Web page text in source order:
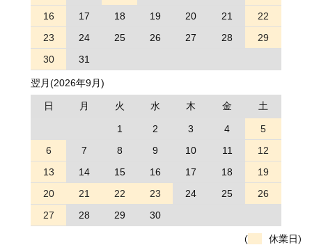
16
17 18 19 20 21
22
23
24 25 26 27 28
29
30
31
翌月(2026年9月)
日 月 火 水 木 金 土
1 2 3 4
5
6
7 8 9 10 11
12
13
14 15 16 17 18
19
20
21 22 23 24 25
26
27
28 29 30
( 休業日)